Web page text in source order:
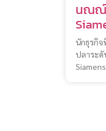
นณณ์
นักธุรกิจ
ปลาระดั